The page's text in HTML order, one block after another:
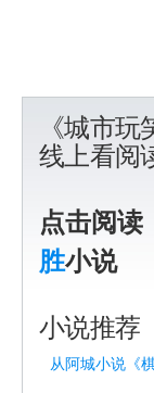
《城市
线上看阅
点击阅读
胜小说
小说推荐
从阿城小说《